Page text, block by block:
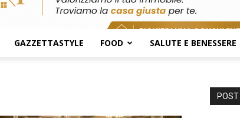
GAZZETTASTYLE FOOD SALUTE E BENESSERE
POST